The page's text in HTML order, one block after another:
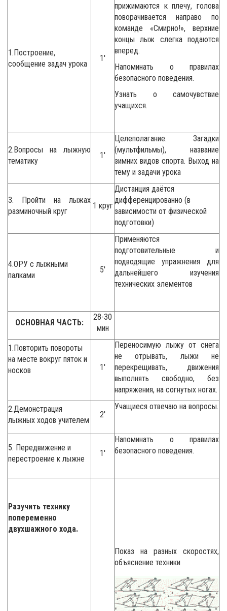
1.Построение,
сообщение задач урока
1′
прижимаются к плечу, голова
поворачивается направо по
команде «Смирно!», верхние
концы лыж слегка подаются
вперед.
Напоминать о правилах
безопасного поведения.
Узнать о самочувствие
учащихся.
2.Вопросы на лыжную
тематику
1′
Целеполагание. Загадки
(мультфильмы), название
зимних видов спорта. Выход на
тему и задачи урока
3. Пройти на лыжах
разминочный круг
1 круг
Дистанция даётся
дифференцированно (в
зависимости от физической
подготовки)
4.ОРУ с лыжными
палками
5′
Применяются
подготовительные и
подводящие упражнения для
дальнейшего изучения
технических элементов
ОСНОВНАЯ ЧАСТЬ:
28-30
мин
1.Повторить повороты
на месте вокруг пяток и
носков
1′
Переносимую лыжу от снега
не отрывать, лыжи не
перекрещивать, движения
выполнять свободно, без
напряжения, на согнутых ногах.
2.Демонстрация
лыжных ходов учителем
2′
Учащиеся отвечаю на вопросы.
5. Передвижение и
перестроение к лыжне
1′
Напоминать о правилах
безопасного поведения.
Разучить технику
попеременно
двухшажного хода.
Показ на разных скоростях,
объяснение техники